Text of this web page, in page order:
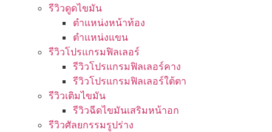
รีวิวดูดไขมัน
ตำแหน่งหน้าท้อง
ตำแหน่งแขน
รีวิวโปรแกรมฟิลเลอร์
รีวิวโปรแกรมฟิลเลอร์คาง
รีวิวโปรแกรมฟิลเลอร์ใต้ตา
รีวิวเติมไขมัน
รีวิวฉีดไขมันเสริมหน้าอก
รีวิวศัลยกรรมรูปร่าง